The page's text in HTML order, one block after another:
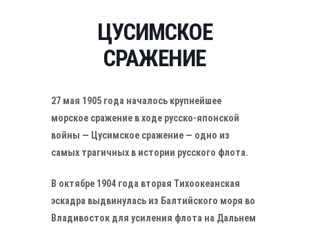
ЦУСИМСКОЕ
СРАЖЕНИЕ
27 мая 1905 года началось крупнейшее
морское сражение в ходе русско-японской
войны — Цусимское сражение — одно из
самых трагичных в истории русского флота.
В октябре 1904 года вторая Тихоокеанская
эскадра выдвинулась из Балтийского моря во
Владивосток для усиления флота на Дальнем